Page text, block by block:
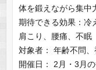
体を鍛えながら集中
期待できる効果：冷
肩こり、腰痛、不眠
対象者： 年齢不問
開催日： 2月・3月